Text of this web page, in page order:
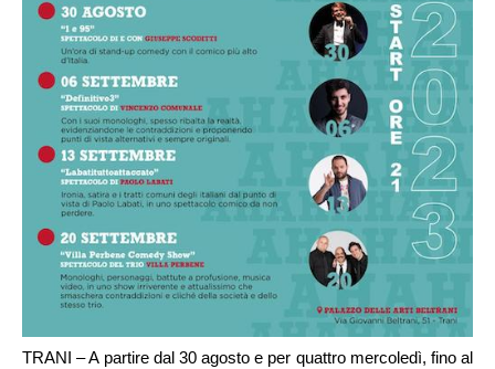
TRANI – A partire dal 30 agosto e per quattro mercoledì, fino al